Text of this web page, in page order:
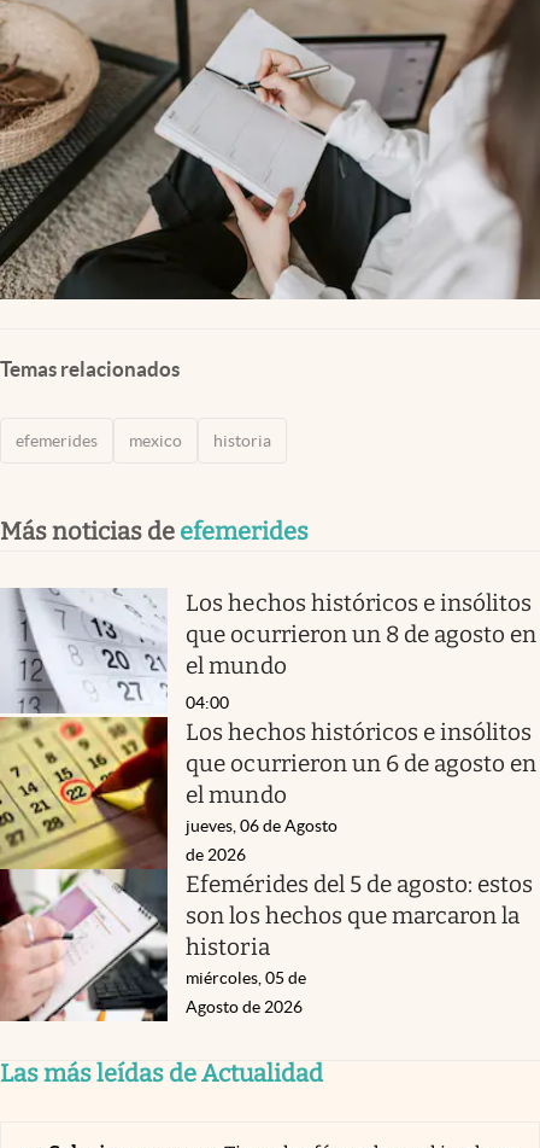
Clima
Espiritualidad
Mediakit
abre en nueva pestaña
México
Temas relacionados
efemerides mexico historia
Más noticias de efemerides
Los hechos históricos e insólitos
que ocurrieron un 8 de agosto en
el mundo
04:00
Los hechos históricos e insólitos
que ocurrieron un 6 de agosto en
el mundo
jueves, 06 de Agosto
de 2026
Efemérides del 5 de agosto: estos
son los hechos que marcaron la
historia
miércoles, 05 de
Agosto de 2026
Las más leídas de Actualidad